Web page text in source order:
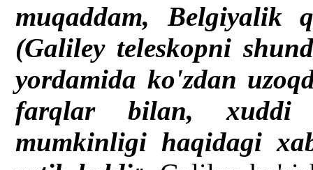
muqaddam, Belgiyalik
(Galiley teleskopni
yordamida ko'zdan
farqlar bilan, xuddi
mumkinligi haqidagi